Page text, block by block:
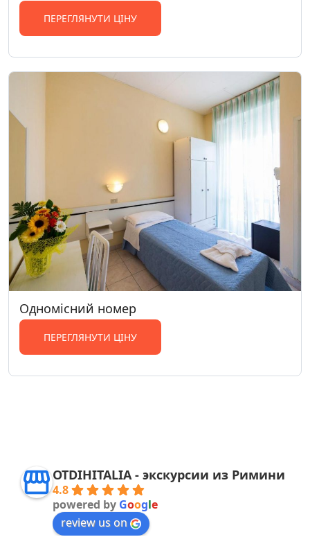
ПЕРЕГЛЯНУТИ ЦІНУ
Одномісний номер
ПЕРЕГЛЯНУТИ ЦІНУ
OTDIHITALIA - экскурсии из Римини
4.8
powered by Google
review us on